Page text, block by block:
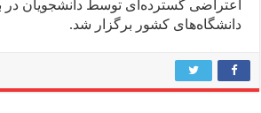
اعتراضی گسترده‌ای توسط دانشجویان در
دانشگاه‌های کشور برگزار شد.